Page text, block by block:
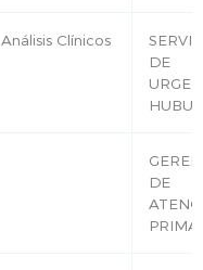
Análisis Clínicos
DE
HUBU
DE